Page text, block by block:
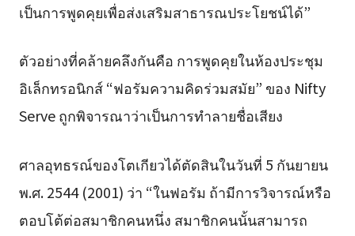
เป็นการพูดคุยเพื่อส่งเสริมสาธารณประโยชน์ได้”
ตัวอย่างที่คล้ายคลึงกันคือ การพูดคุยในห้องประชุม
อิเล็กทรอนิกส์ “ฟอรัมความคิดร่วมสมัย” ของ Nifty
Serve ถูกพิจารณาว่าเป็นการทำลายชื่อเสียง
ศาลอุทธรณ์ของโตเกียวได้ตัดสินในวันที่ 5 กันยายน
พ.ศ. 2544 (2001) ว่า “ในฟอรัม ถ้ามีการวิจารณ์หรือ
ตอบโต้ต่อสมาชิกคนหนึ่ง สมาชิกคนนั้นสามารถ